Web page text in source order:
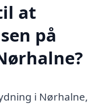
at
på
i Nørhalne,